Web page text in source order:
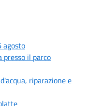
agosto
il parco
riparazione e